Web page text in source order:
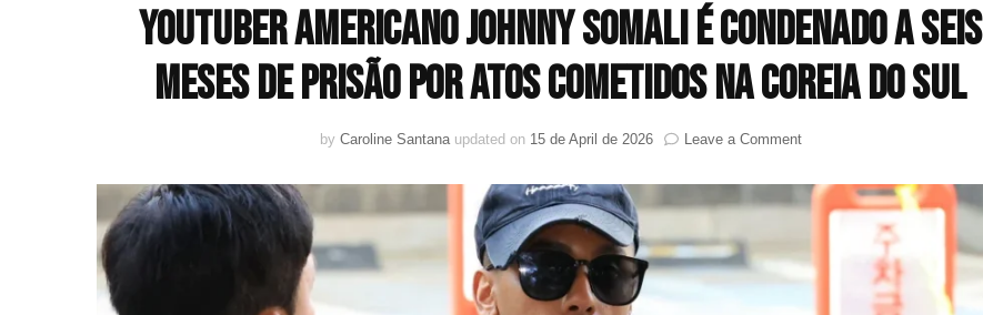
YouTuber americano Johnny Somali é condenado a seis
meses de prisão por atos cometidos na Coreia do Sul
by Caroline Santana updated on 15 de April de 2026 Leave a Commenton
americano
Johnny
condenado